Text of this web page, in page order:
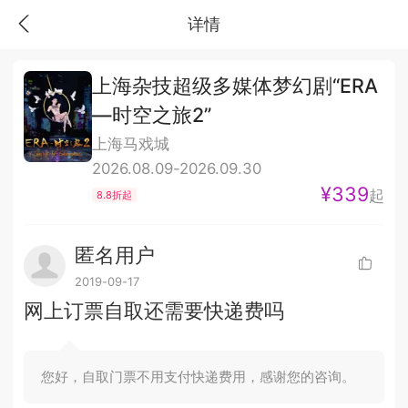
详情
上海杂技超级多媒体梦幻剧“ERA
—时空之旅2”
上海马戏城
2026.08.09-2026.09.30
8.8折起 ¥339起
匿名用户
2019-09-17
网上订票自取还需要快递费吗
您好，自取门票不用支付快递费用，感谢您的咨询。